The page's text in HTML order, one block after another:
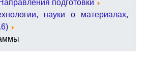
подготовки
науки о материалах,